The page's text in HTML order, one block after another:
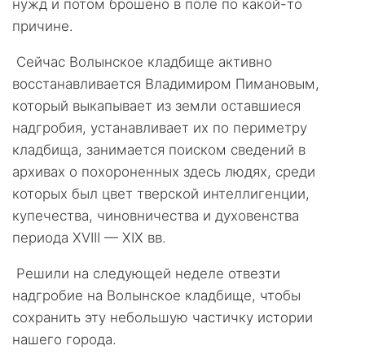
нужд и потом брошено в поле по какой-то
причине.
Сейчас Волынское кладбище активно
восстанавливается Владимиром Пимановым,
который выкапывает из земли оставшиеся
надгробия, устанавливает их по периметру
кладбища, занимается поиском сведений в
архивах о похороненных здесь людях, среди
которых был цвет тверской интеллигенции,
купечества, чиновничества и духовенства
периода ХVIII — ХIХ вв.
Решили на следующей неделе отвезти
надгробие на Волынское кладбище, чтобы
сохранить эту небольшую частичку истории
нашего города.